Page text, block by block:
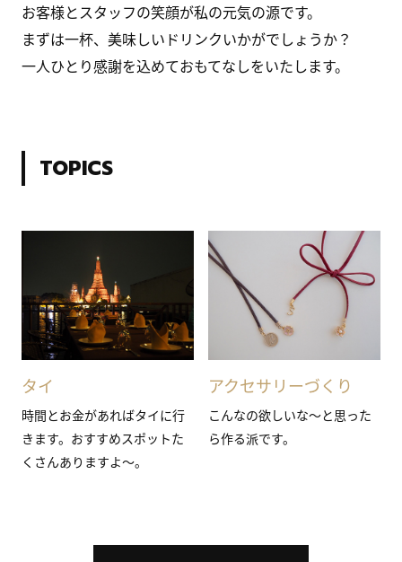
お客様とスタッフの笑顔が私の元気の源です。
まずは一杯、美味しいドリンクいかがでしょうか？
一人ひとり感謝を込めておもてなしをいたします。
TOPICS
タイ
時間とお金があればタイに行
きます。おすすめスポットた
くさんありますよ～。
アクセサリーづくり
こんなの欲しいな～と思った
ら作る派です。